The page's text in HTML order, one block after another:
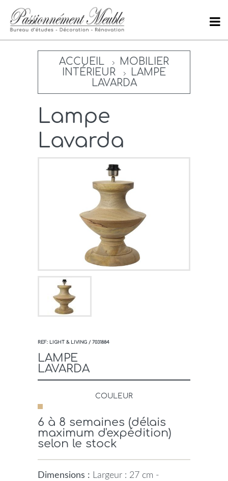
ACCUEIL
MOBILIER
INTÉRIEUR
LAMPE
LAVARDA
Lampe
Lavarda
REF: LIGHT & LIVING / 7031884
LAMPE
LAVARDA
COULEUR
6 à 8 semaines (délais
maximum d'expédition)
selon le stock
Dimensions : Largeur : 27 cm -